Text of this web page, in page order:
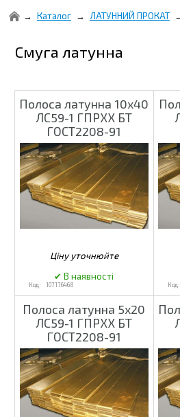
Каталог ЛАТУННИЙ ПРОКАТ
Смуга латунна
Полоса латунна 10x40
ЛС59-1 ГПРХХ БТ
ГОСТ2208-91
107176468
Полоса латунна 5x20
ЛС59-1 ГПРХХ БТ
ГОСТ2208-91